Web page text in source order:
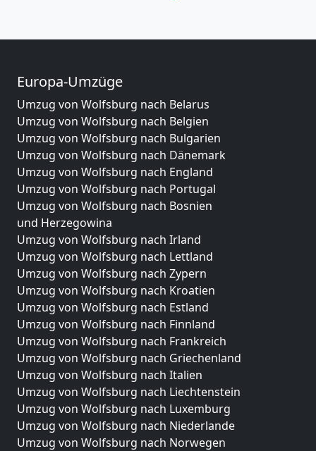
Europa-Umzüge
Umzug von Wolfsburg nach Belarus
Umzug von Wolfsburg nach Belgien
Umzug von Wolfsburg nach Bulgarien
Umzug von Wolfsburg nach Dänemark
Umzug von Wolfsburg nach England
Umzug von Wolfsburg nach Portugal
Umzug von Wolfsburg nach Bosnien
und Herzegowina
Umzug von Wolfsburg nach Irland
Umzug von Wolfsburg nach Lettland
Umzug von Wolfsburg nach Zypern
Umzug von Wolfsburg nach Kroatien
Umzug von Wolfsburg nach Estland
Umzug von Wolfsburg nach Finnland
Umzug von Wolfsburg nach Frankreich
Umzug von Wolfsburg nach Griechenland
Umzug von Wolfsburg nach Italien
Umzug von Wolfsburg nach Liechtenstein
Umzug von Wolfsburg nach Luxemburg
Umzug von Wolfsburg nach Niederlande
Umzug von Wolfsburg nach Norwegen